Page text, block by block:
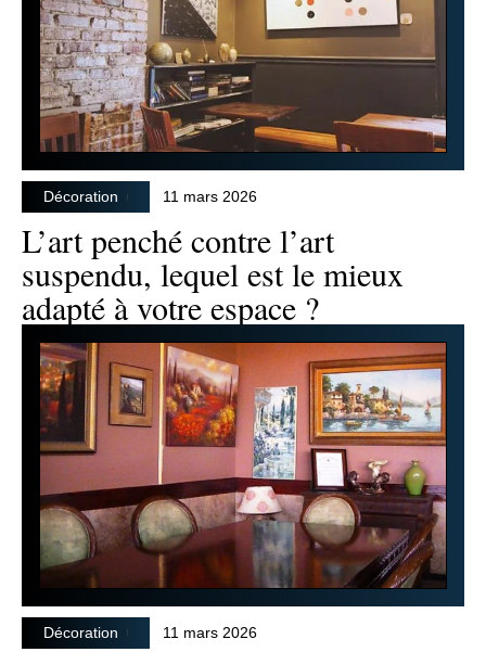
Décoration 11 mars 2026
L’art penché contre l’art
suspendu, lequel est le mieux
adapté à votre espace ?
Décoration 11 mars 2026